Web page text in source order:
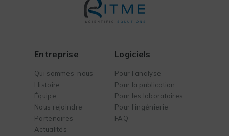
Entreprise
Qui sommes-nous
Histoire
Équipe
Nous rejoindre
Partenaires
Actualités
Logiciels
Pour l’analyse
Pour la publication
Pour les laboratoires
Pour l’ingénierie
FAQ